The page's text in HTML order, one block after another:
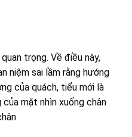
trọng. Về điều này,
niệm sai lầm rằng hướng
của quách, tiểu mới là
mặt nhìn xuống chân